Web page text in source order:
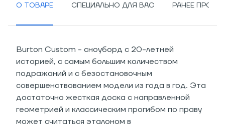
О ТОВАРЕ СПЕЦИАЛЬНО ДЛЯ ВАС РАНЕЕ
Burton Custom - сноуборд с 20-летней
историей, с самым большим количеством
подражаний и с безостановочным
совершенствованием модели из года в год. Эта
достаточно жесткая доска с направленной
геометрией и классическим прогибом по праву
может считаться эталоном в